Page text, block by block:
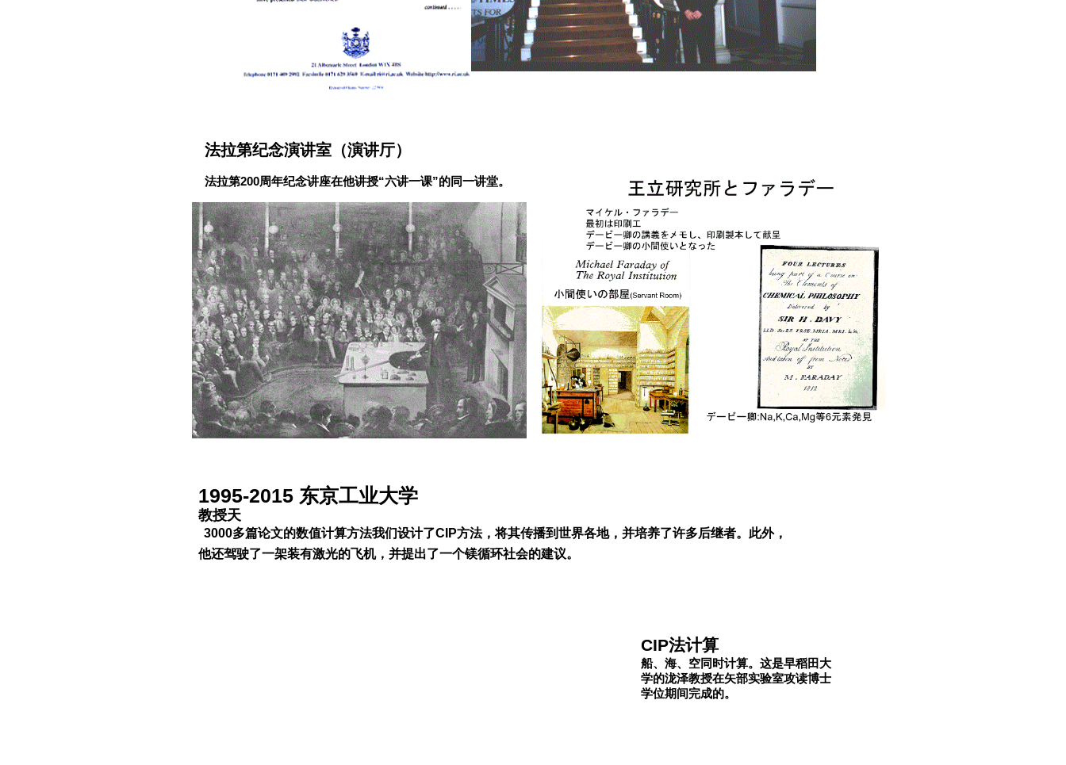
法拉第纪念演讲室（演讲厅）
法拉第200周年纪念讲座在他讲授“六讲一课”的同一讲堂。
​1995-2015 东京工业大学
​教授天
3000多篇论文的数值计算方法我们设计了CIP方法，将其传播到世界各地，并培养了许多后继者。此外，
他还驾驶了一架装有激光的飞机，并提出了一个镁循环社会的建议。
CIP法计算
船、海、空同时计算。这是早稻田大
学的泷泽教授在矢部实验室攻读博士
学位期间完成的。